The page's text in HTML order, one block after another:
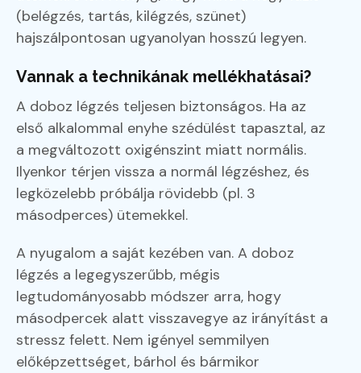
(belégzés, tartás, kilégzés, szünet)
hajszálpontosan ugyanolyan hosszú legyen.
Vannak a technikának mellékhatásai?
A doboz légzés teljesen biztonságos. Ha az
első alkalommal enyhe szédülést tapasztal, az
a megváltozott oxigénszint miatt normális.
Ilyenkor térjen vissza a normál légzéshez, és
legközelebb próbálja rövidebb (pl. 3
másodperces) ütemekkel.
A nyugalom a saját kezében van. A doboz
légzés a legegyszerűbb, mégis
legtudományosabb módszer arra, hogy
másodpercek alatt visszavegye az irányítást a
stressz felett. Nem igényel semmilyen
előképzettséget, bárhol és bármikor